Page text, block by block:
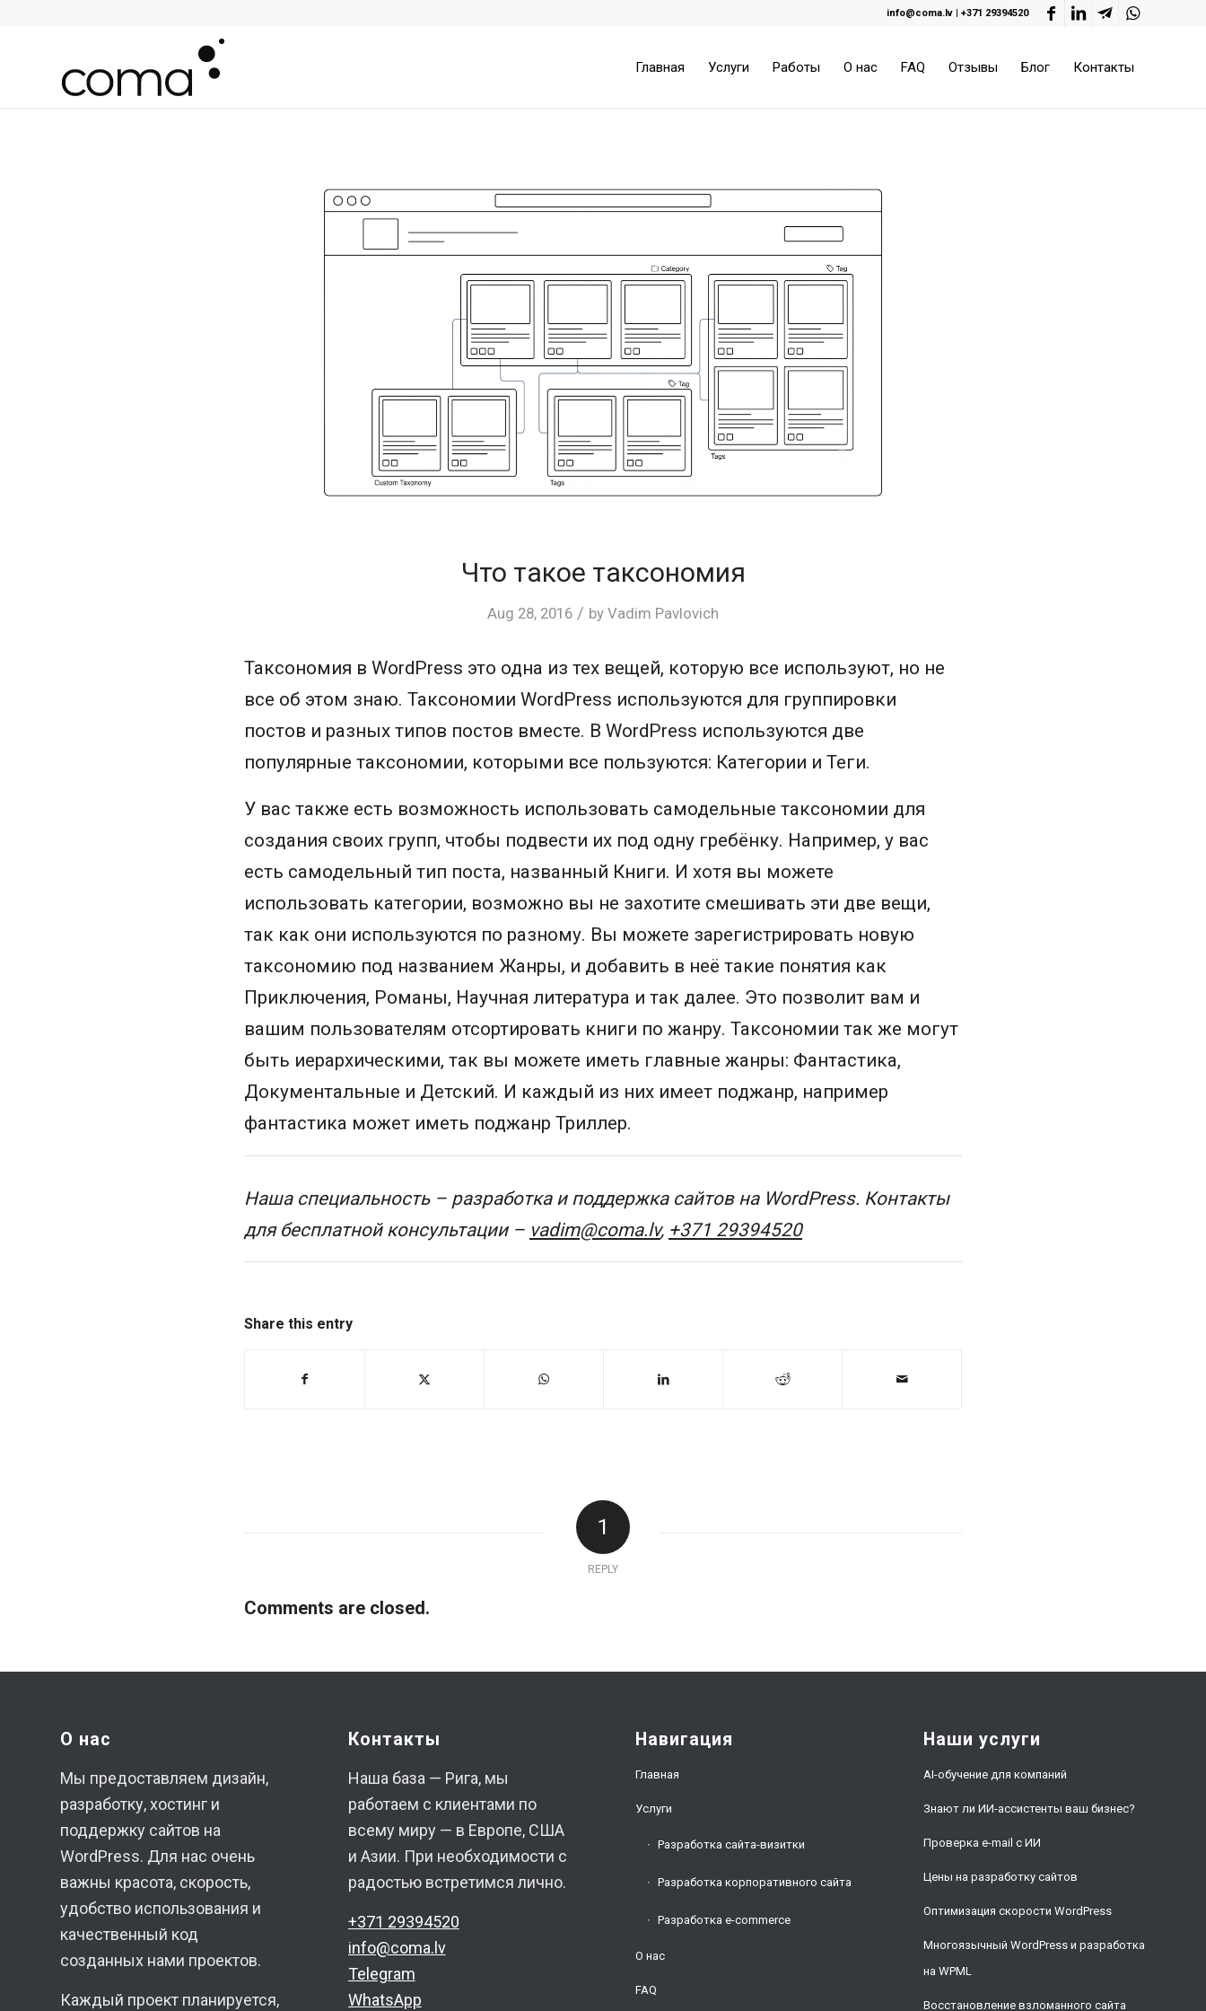
info@coma.lv | +371 29394520
Главная Услуги Работы О нас FAQ Отзывы Блог Контакты
Что такое таксономия
Aug 28, 2016 / by Vadim Pavlovich
Таксономия в WordPress это одна из тех вещей, которую все используют, но не
все об этом знаю. Таксономии WordPress используются для группировки
постов и разных типов постов вместе. В WordPress используются две
популярные таксономии, которыми все пользуются: Категории и Теги.
У вас также есть возможность использовать самодельные таксономии для
создания своих групп, чтобы подвести их под одну гребёнку. Например, у вас
есть самодельный тип поста, названный Книги. И хотя вы можете
использовать категории, возможно вы не захотите смешивать эти две вещи,
так как они используются по разному. Вы можете зарегистрировать новую
таксономию под названием Жанры, и добавить в неё такие понятия как
Приключения, Романы, Научная литература и так далее. Это позволит вам и
вашим пользователям отсортировать книги по жанру. Таксономии так же могут
быть иерархическими, так вы можете иметь главные жанры: Фантастика,
Документальные и Детский. И каждый из них имеет поджанр, например
фантастика может иметь поджанр Триллер.
Наша специальность – разработка и поддержка сайтов на WordPress. Контакты
для бесплатной консультации – vadim@coma.lv, +371 29394520
Share this entry
1
REPLY
Comments are closed.
О нас
Мы предоставляем дизайн,
разработку, хостинг и
поддержку сайтов на
WordPress. Для нас очень
важны красота, скорость,
удобство использования и
качественный код
созданных нами проектов.
Каждый проект планируется,
Контакты
Наша база — Рига, мы
работаем с клиентами по
всему миру — в Европе, США
и Азии. При необходимости с
радостью встретимся лично.
+371 29394520
info@coma.lv
Telegram
WhatsApp
Навигация
Главная
Услуги
Разработка сайта-визитки
Разработка корпоративного сайта
Разработка e-commerce
О нас
FAQ
Наши услуги
AI-обучение для компаний
Знают ли ИИ-ассистенты ваш бизнес?
Проверка e-mail с ИИ
Цены на разработку сайтов
Оптимизация скорости WordPress
Многоязычный WordPress и разработка
на WPML
Восстановление взломанного сайта